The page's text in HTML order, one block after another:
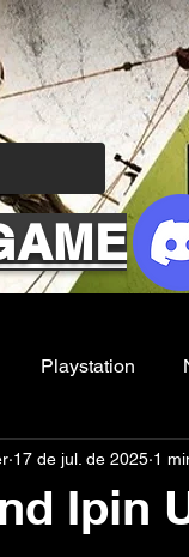
Playstation
Filmes e
Ipin
17 de jul. de 2025 1
NaN de 5 estrelas.